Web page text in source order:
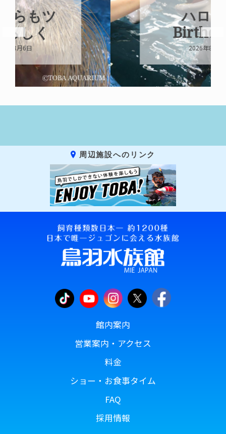
ハロー’s
Birthday!!!
2026年8月6日
周辺施設へのリンク
館内案内
営業案内・アクセス
料金
ショー・お食事タイム
FAQ
採用情報